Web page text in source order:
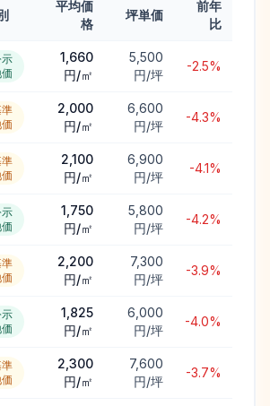
平均価
格
坪単価
前年
比
1,660
円/㎡
5,500
円/坪
-2.5%
2,000
円/㎡
6,600
円/坪
-4.3%
2,100
円/㎡
6,900
円/坪
-4.1%
1,750
円/㎡
5,800
円/坪
-4.2%
2,200
円/㎡
7,300
円/坪
-3.9%
1,825
円/㎡
6,000
円/坪
-4.0%
2,300
円/㎡
7,600
円/坪
-3.7%